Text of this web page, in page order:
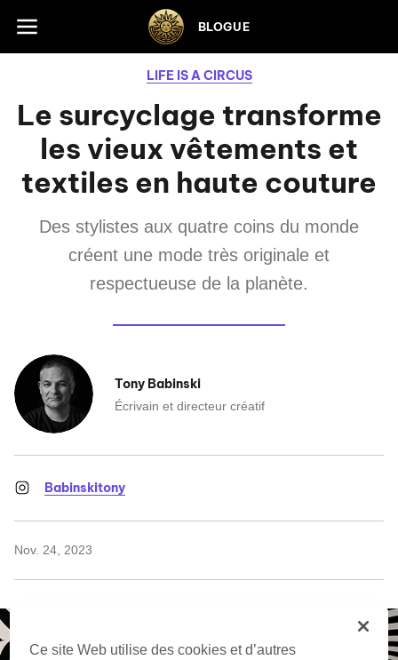
Skip to footer BLOGUE
LIFE IS A CIRCUS
Le surcyclage transforme
les vieux vêtements et
textiles en haute couture
Des stylistes aux quatre coins du monde
créent une mode très originale et
respectueuse de la planète.
Tony Babinski
Écrivain et directeur créatif
Babinskitony
Nov. 24, 2023
Ce site Web utilise des cookies et d’autres